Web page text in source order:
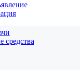
средства